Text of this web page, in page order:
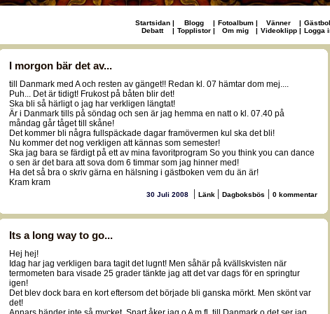
Startsidan | Blogg | Fotoalbum | Vänner |
Debatt
| Topplistor | Om mig | Videoklipp | Logga
I morgon bär det av...
till Danmark med A och resten av gänget!! Redan kl. 07 hämtar dom mej....
Puh... Det är tidigt! Frukost på båten blir det!
Ska bli så härligt o jag har verkligen längtat!
Är i Danmark tills på söndag och sen är jag hemma en natt o kl. 07.40 på
måndag går tåget till skåne!
Det kommer bli några fullspäckade dagar framövermen kul ska det bli!
Nu kommer det nog verkligen att kännas som semester!
Ska jag bara se färdigt på ett av mina favoritprogram So you think you can dance
o sen är det bara att sova dom 6 timmar som jag hinner med!
Ha det så bra o skriv gärna en hälsning i gästboken vem du än är!
Kram kram
30 Juli 2008 | Länk | Dagboksbös | 0 kommentar
Its a long way to go...
Hej hej!
Idag har jag verkligen bara tagit det lugnt! Men såhär på kvällskvisten när
termometen bara visade 25 grader tänkte jag att det var dags för en springtur
igen!
Det blev dock bara en kort eftersom det började bli ganska mörkt. Men skönt var
det!